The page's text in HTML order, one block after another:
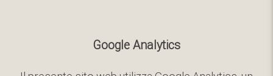
Google Analytics